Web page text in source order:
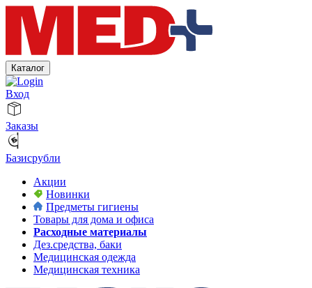
Каталог
Вход
Заказы
Базисрубли
Акции
Новинки
Предметы гигиены
Товары для дома и офиса
Расходные материалы
Дез.средства, баки
Медицинская одежда
Медицинская техника